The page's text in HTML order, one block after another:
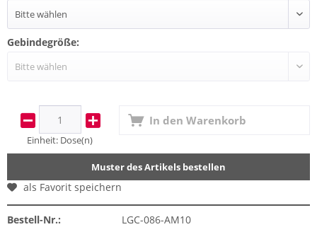
Gebindegröße:
Einheit: Dose(n)
In den Warenkorb
Muster des Artikels bestellen
als Favorit speichern
Bestell-Nr.:
LGC-086-AM10